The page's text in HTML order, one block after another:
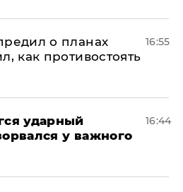
о планах
как противостоять
16:55
ударный
у важного
16:44